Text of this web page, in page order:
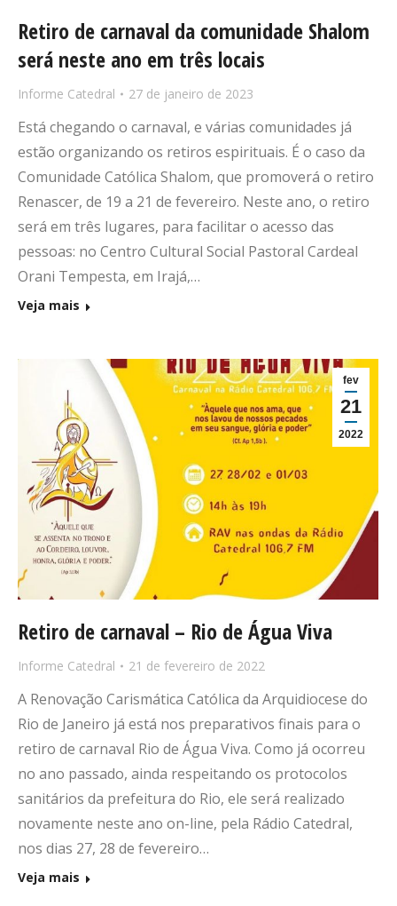
Retiro de carnaval da comunidade Shalom
será neste ano em três locais
Informe Catedral 27 de janeiro de 2023
Está chegando o carnaval, e várias comunidades já
estão organizando os retiros espirituais. É o caso da
Comunidade Católica Shalom, que promoverá o retiro
Renascer, de 19 a 21 de fevereiro. Neste ano, o retiro
será em três lugares, para facilitar o acesso das
pessoas: no Centro Cultural Social Pastoral Cardeal
Orani Tempesta, em Irajá,…
Veja mais
fev
21
2022
Retiro de carnaval – Rio de Água Viva
Informe Catedral 21 de fevereiro de 2022
A Renovação Carismática Católica da Arquidiocese do
Rio de Janeiro já está nos preparativos finais para o
retiro de carnaval Rio de Água Viva. Como já ocorreu
no ano passado, ainda respeitando os protocolos
sanitários da prefeitura do Rio, ele será realizado
novamente neste ano on-line, pela Rádio Catedral,
nos dias 27, 28 de fevereiro…
Veja mais